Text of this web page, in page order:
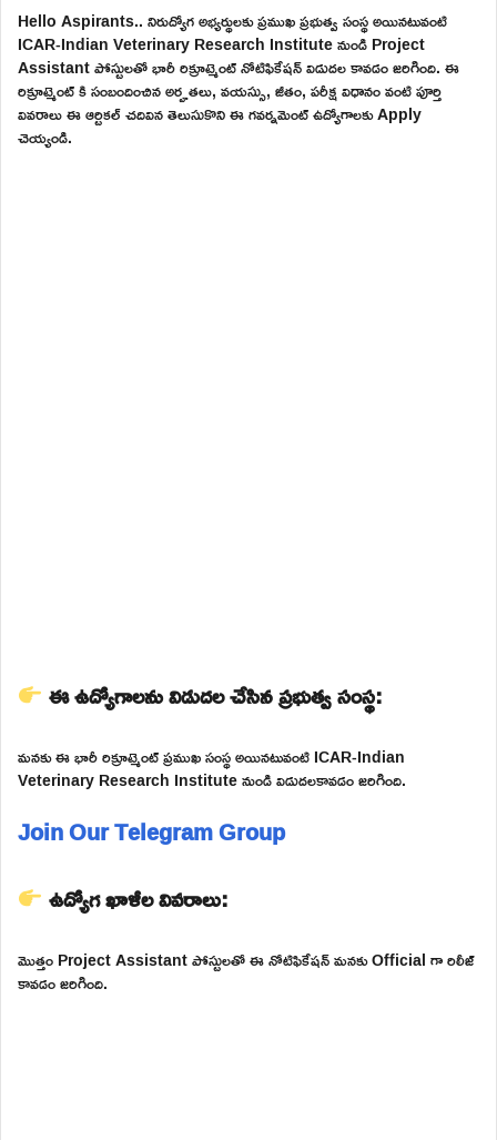
Hello Aspirants.. నిరుద్యోగ అభ్యర్థులకు ప్రముఖ ప్రభుత్వ సంస్థ అయినటువంటి
ICAR-Indian Veterinary Research Institute నుండి Project
Assistant పోస్టులతో భారీ రిక్రూట్మెంట్ నోటిఫికేషన్ విడుదల కావడం జరిగింది. ఈ
రిక్రూట్మెంట్ కి సంబందించిన అర్హతలు, వయస్సు, జీతం, పరీక్ష విధానం వంటి పూర్తి
వివరాలు ఈ ఆర్టికల్ చదివిన తెలుసుకొని ఈ గవర్నమెంట్ ఉద్యోగాలకు Apply
చెయ్యండి.
ఈ ఉద్యోగాలను విడుదల చేసిన ప్రభుత్వ సంస్థ:
మనకు ఈ భారీ రిక్రూట్మెంట్ ప్రముఖ సంస్థ అయినటువంటి ICAR-Indian
Veterinary Research Institute నుండి విడుదలకావడం జరిగింది.
Join Our Telegram Group
ఉద్యోగ ఖాళీల వివరాలు:
మొత్తం Project Assistant పోస్టులతో ఈ నోటిఫికేషన్ మనకు Official గా రిలీజ్
కావడం జరిగింది.